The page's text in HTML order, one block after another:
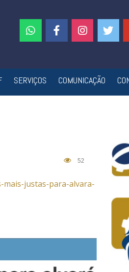
SERVIÇOS COMUNICAÇÃO
52
justas-para-alvara-